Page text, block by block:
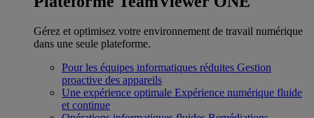
Gérez et optimisez votre environnement de travail numérique
dans une seule plateforme.
Pour les équipes informatiques réduites Gestion
proactive des appareils
Une expérience optimale Expérience numérique fluide
et continue